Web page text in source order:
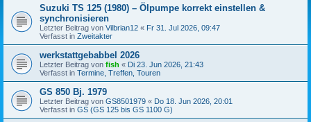
Suzuki TS 125 (1980) – Ölpumpe korrekt einstellen &
synchronisieren
Letzter Beitrag von Vilbrian12 « Fr 31. Jul 2026, 09:47
Verfasst in Zweitakter
werkstattgebabbel 2026
Letzter Beitrag von fish « Di 23. Jun 2026, 21:43
Verfasst in Termine, Treffen, Touren
GS 850 Bj. 1979
Letzter Beitrag von GS8501979 « Do 18. Jun 2026, 20:01
Verfasst in GS (GS 125 bis GS 1100 G)